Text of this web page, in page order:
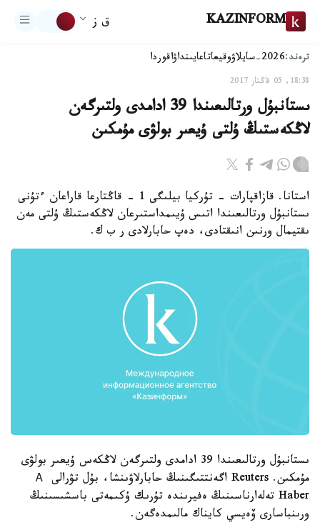
KAZINFORM ق ز
ترەند:2026-سايلاۋ وقيعاتاعايىنداۋاقوردا
18:38, 05 قاڭتار 2017
ىستانبۇل ورتالىعىندا 39 ادامدى ولتىرگەن
لاڭكەستىڭ ۇلتى ۇيعىر بولۋى مۇمكىن
استانا. قازاقپارات - تۇركيا بيلىگى 1 - قاڭتارعا قاراعان ءتۇنى
ىستانبۇل ورتالىعىندا اتىس ۇيىمداستىرعان لاڭكەستىڭ ۇلتى مەن
ىقتيمال ورنىن انىقتادى، دەپ حابارلادى ر ب ك.
ىستانبۇل ورتالىعىندا 39 ادامدى ولتىرگەن لاڭكەس ۇيعىر بولۋى
مۇمكىن. Reuters اگەنتتىگىنىڭ حابارلاۋىنشا، بۇل تۋرالى А
Haber تەلەارناسىنىڭ ەفيرىندە تۇرىك ۇكىمەتى باسشىسىنىڭ
ورىنباسارى ۆەيسي كايناك مالىمدەگەن.